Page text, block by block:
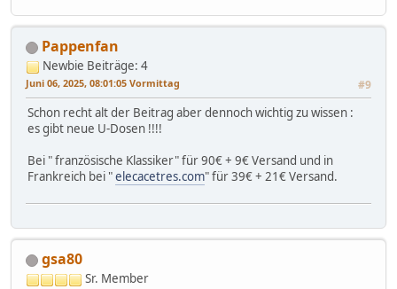
Pappenfan
Newbie Beiträge: 4
Juni 06, 2025, 08:01:05 Vormittag #9
Schon recht alt der Beitrag aber dennoch wichtig zu wissen :
es gibt neue U-Dosen !!!!
Bei " französische Klassiker" für 90€ + 9€ Versand und in
Frankreich bei "elecacetres.com" für 39€ + 21€ Versand.
gsa80
Sr. Member